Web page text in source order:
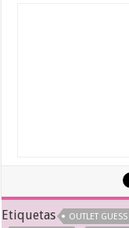
Etiquetas OUTLET GUESS